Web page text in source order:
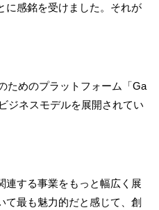
に感銘を受けました。それが
ためのプラットフォーム「Ga
ジネスモデルを展開されてい
連する事業をもっと幅広く展
最も魅力的だと感じて、創